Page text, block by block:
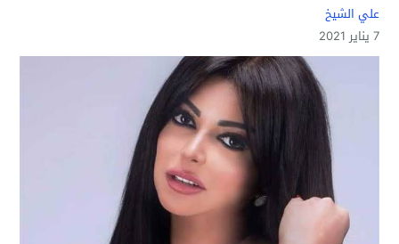
علي الشيخ
7 يناير 2021